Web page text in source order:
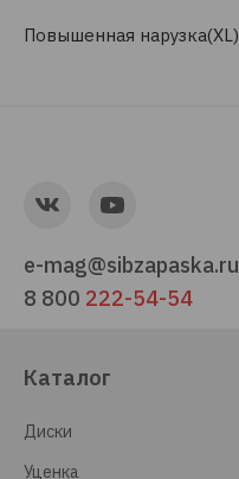
Повышенная нарузка(XL)
e-mag@sibzapaska.ru
8 800 222-54-54
Каталог
Диски
Уценка